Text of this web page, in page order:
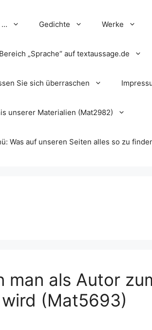
… Gedichte Werke
Bereich „Sprache“ auf textaussage.de
Sie sich überraschen
unserer Materialien (Mat2982)
Was auf unseren Seiten alles so zu
man als Autor
(Mat5693)